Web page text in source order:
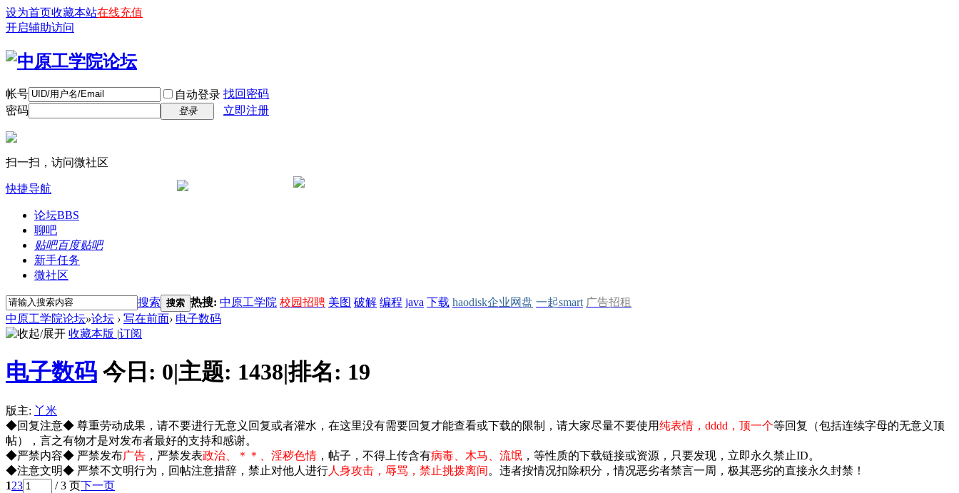
设为首页收藏本站在线充值
开启辅助访问
帐号 自动登录 找回密码
密码
登录 立即注册
扫一扫，访问微社区
快捷导航
论坛BBS
聊吧
贴吧百度贴吧
新手任务
微社区
搜索 搜索 热搜: 中原工学院 校园招聘 美图 破解 编程 java 下载 haodisk企业网盘 一起smart 广告招租
中原工学院论坛»论坛 › 写在前面› 电子数码
收藏本版 |订阅
电子数码 今日: 0|主题: 1438|排名: 19
版主: 丫米
◆回复注意◆ 尊重劳动成果，请不要进行无意义回复或者灌水，在这里没有需要回复才能查看或下载的限制，请大家尽量不要使用纯表情，dddd，顶一个等回复（包括连续字母的无意义顶
帖），言之有物才是对发布者最好的支持和感谢。
◆严禁内容◆ 严禁发布广告 ，严禁发表政治、＊＊、淫秽色情 ，帖子，不得上传含有病毒、木马、流氓 ，等性质的下载链接或资源，只要发现，立即永久禁止ID。
◆注意文明◆ 严禁不文明行为，回帖注意措辞，禁止对他人进行人身攻击，辱骂，禁止挑拨离间 。违者按情况扣除积分，情况恶劣者禁言一周，极其恶劣的直接永久封禁！
123 / 3 页下一页